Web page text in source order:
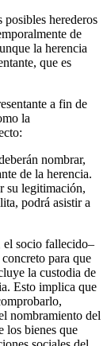
posibles herederos
de
la herencia
que es
a fin de
la
nombrar,
de la herencia.
su legitimación,
podrá asistir a
el socio fallecido–
para que
la custodia de
Esto implica que
nombramiento del
los bienes que